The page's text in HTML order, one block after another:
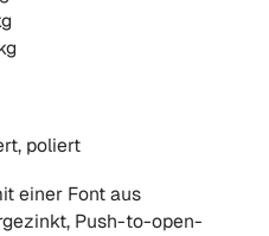
poliert
einer Font aus
Push-to-open-